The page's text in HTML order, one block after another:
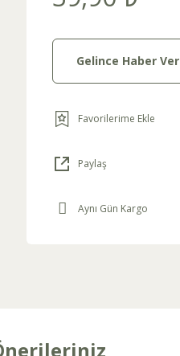
Gelince Haber Ver
Paylaş
Aynı Gün Kargo